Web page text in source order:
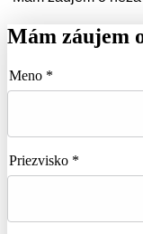
Mám záujem
Meno *
Priezvisko *